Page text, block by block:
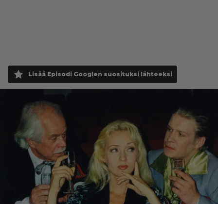
Lisää Episodi Googlen suosituksi lähteeksi